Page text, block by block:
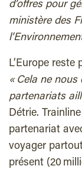
d’offres pour
ministère des
L’Europe
« Cela ne nous
partenariats
Détrie.
partenariat
voyager
présent (20